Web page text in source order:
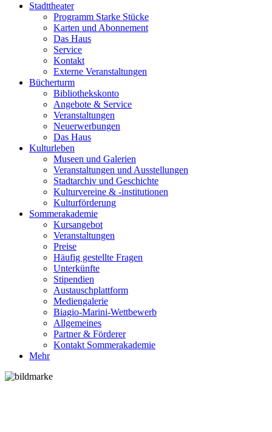
Stadttheater
Programm Starke Stücke
Karten und Abonnement
Das Haus
Service
Kontakt
Externe Veranstaltungen
Bücherturm
Bibliothekskonto
Angebote & Service
Veranstaltungen
Neuerwerbungen
Das Haus
Kulturleben
Museen und Galerien
Veranstaltungen und Ausstellungen
Stadtarchiv und Geschichte
Kulturvereine & -institutionen
Kulturförderung
Sommerakademie
Kursangebot
Veranstaltungen
Preise
Häufig gestellte Fragen
Unterkünfte
Stipendien
Austauschplattform
Mediengalerie
Biagio-Marini-Wettbewerb
Allgemeines
Partner & Förderer
Kontakt Sommerakademie
Mehr